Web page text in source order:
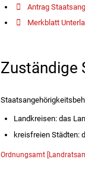
Antrag
Merkblatt
Zuständige
Landkreisen: das
kreisfreien Städten:
Ordnungsamt